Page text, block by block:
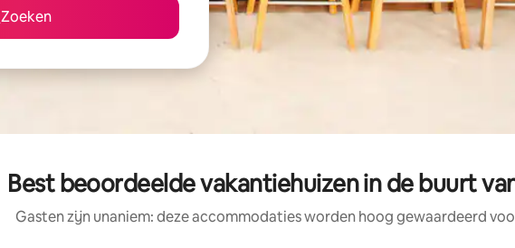
Zoeken
Best beoordeelde vakantiehuizen in de buurt
Gasten zijn unaniem: deze accommodaties worden hoog gewaardeerd